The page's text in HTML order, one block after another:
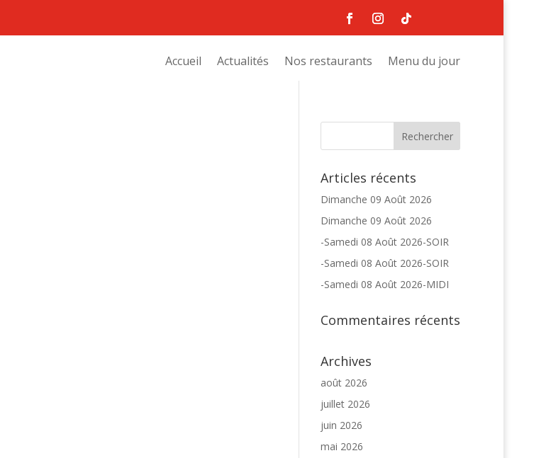
Accueil Actualités Nos restaurants Menu du jour
Articles récents
Dimanche 09 Août 2026
Dimanche 09 Août 2026
-Samedi 08 Août 2026-SOIR
-Samedi 08 Août 2026-SOIR
-Samedi 08 Août 2026-MIDI
Commentaires récents
Archives
août 2026
juillet 2026
juin 2026
mai 2026